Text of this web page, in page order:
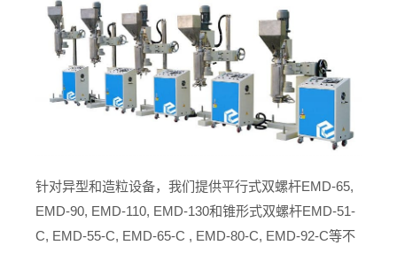
针对异型和造粒设备，我们提供平行式双螺杆EMD-65,
EMD-90, EMD-110, EMD-130和锥形式双螺杆EMD-51-
C, EMD-55-C, EMD-65-C , EMD-80-C, EMD-92-C等不